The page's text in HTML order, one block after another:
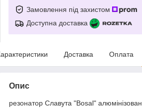
Замовлення під захистом
Доступна доставка
Доставка Оплата
Опис
резонатор Славута "Bosal"